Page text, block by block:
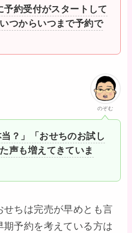
予約受付がスタートして
つからいつまで予約で
のぞむ
当？」「おせちのお試し
声も増えてきていま
せちは完売が早めとも言
予約を考えている方は